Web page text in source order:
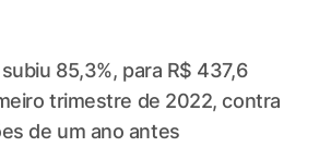
85,3%, para R$ 437,6
trimestre de 2022, contra
de um ano antes